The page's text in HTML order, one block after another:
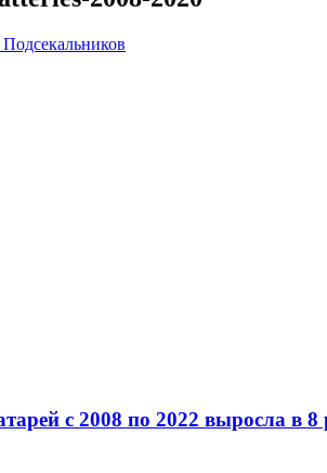
с 2008 по 2022 выросла в 8